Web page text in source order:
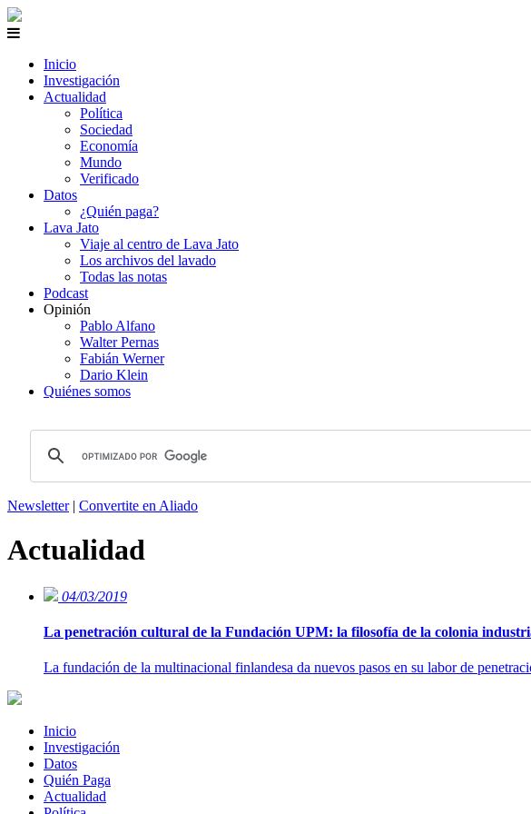
Inicio
Investigación
Actualidad
Política
Sociedad
Economía
Mundo
Verificado
Datos
¿Quién paga?
Lava Jato
Viaje al centro de Lava Jato
Los archivos del lavado
Todas las notas
Podcast
Opinión
Pablo Alfano
Walter Pernas
Fabián Werner
Dario Klein
Quiénes somos
Newsletter| Convertite en Aliado
Actualidad
04/03/2019
La penetración cultural de la Fundación UPM: la filosofía de la colonia
La fundación de la multinacional finlandesa da nuevos pasos en su labor de
Inicio
Investigación
Datos
Quién Paga
Actualidad